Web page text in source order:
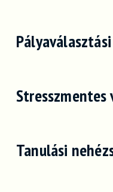
Stresszmentes
Tanulási